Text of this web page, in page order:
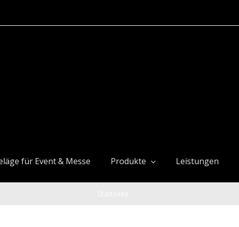
für Event & Messe Produkte Leistungen